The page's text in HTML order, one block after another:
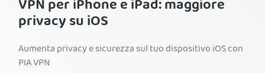
Blog
Assistenza
Accedi
VPN per iPhone e iPad: maggiore
privacy su iOS
Aumenta privacy e sicurezza sul tuo dispositivo iOS con
PIA VPN